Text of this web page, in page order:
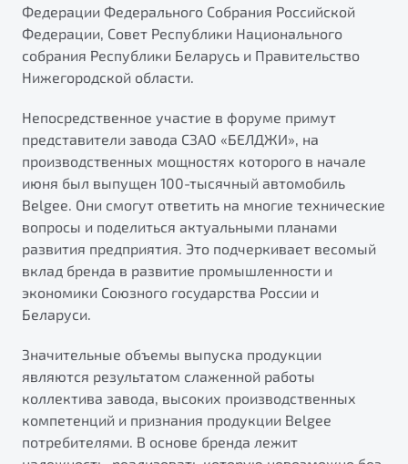
Обзор В наличии
Федерации Федерального Собрания Российской
Федерации, Совет Республики Национального
собрания Республики Беларусь и Правительство
Нижегородской области.
Непосредственное участие в форуме примут
представители завода СЗАО «БЕЛДЖИ», на
производственных мощностях которого в начале
июня был выпущен 100-тысячный автомобиль
Belgee. Они смогут ответить на многие технические
вопросы и поделиться актуальными планами
развития предприятия. Это подчеркивает весомый
вклад бренда в развитие промышленности и
экономики Союзного государства России и
Беларуси.
Значительные объемы выпуска продукции
являются результатом слаженной работы
коллектива завода, высоких производственных
компетенций и признания продукции Belgee
потребителями. В основе бренда лежит